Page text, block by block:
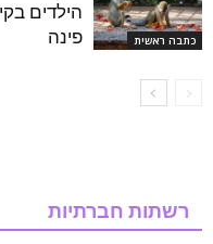
כתבה ראשית
הילדים
פינה
רשתות חברתיות